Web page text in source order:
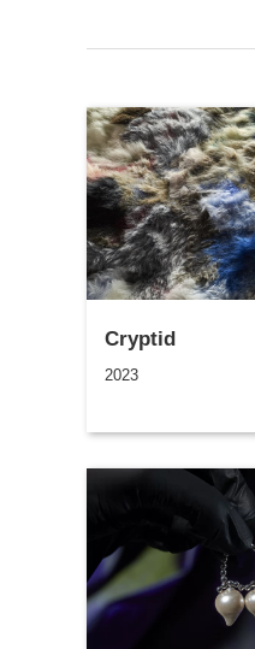
Cryptid
2023